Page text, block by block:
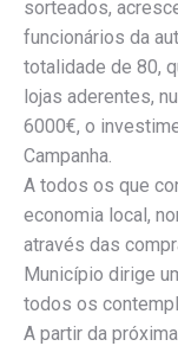
sorteados,
funcionários da
totalidade de 80,
lojas aderentes,
6000€, o
Campanha.
A todos os que
economia local,
através das
Município dirige
todos os
A partir da